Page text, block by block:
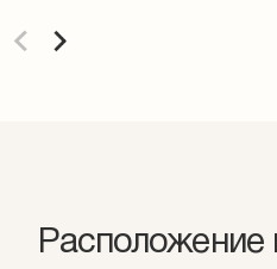
Расположение